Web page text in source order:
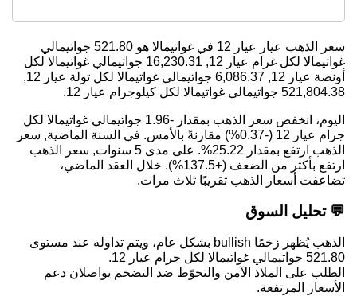
سعر الذهب عيار عيار 12 في غواتيمالا هو 521.80 جواتيمالي
غواتيمالا لكل غرام عيار 12,
16,230.31 جواتيمالي غواتيمالا لكل
أونصة عيار 12,
6,086.37 جواتيمالي غواتيمالا لكل تولة عيار 12,
521,804.38 جواتيمالي غواتيمالا لكل كيلوجرام عيار 12.
اليوم، انخفض سعر الذهب بمقدار -1.96 جواتيمالي غواتيمالا لكل
جرام عيار 12 (-0.37%) مقارنةً بالأمس. في السنة الماضية, سعر
الذهب ارتفع بمقدار 25.22%. على مدى 5 سنوات, سعر الذهب
ارتفع بأكثر من الضعف (+137.5%). خلال العقد الماضي،
تضاعفت أسعار الذهب تقريبًا ثلاث مرات.
💬 تحليل السوق
الذهب يُظهر زخمًا bullish بشكل عام، ويتم تداوله عند مستوى
521.80 جواتيمالي غواتيمالا لكل جرام عيار 12.
الطلب على الملاذ الآمن والتحوّط ضد التضخم يواصلان دعم
الأسعار المرتفعة.